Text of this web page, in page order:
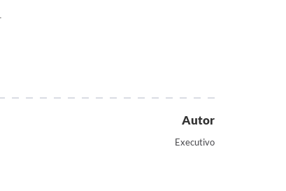
Autor
Executivo